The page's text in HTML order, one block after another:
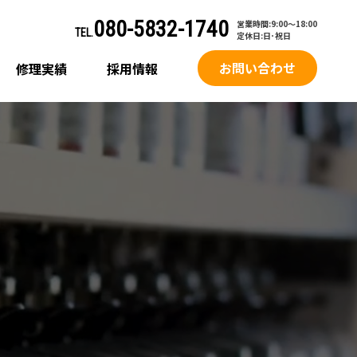
TEL.080-5832-1740
営業時間:9:00～18:00
定休日:日･祝日
修理実績 採用情報 お問い合わせ